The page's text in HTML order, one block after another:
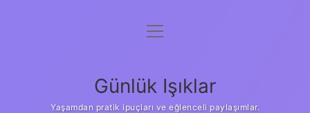
Anasayfa
Yasal Uyarı
menüyü
Günlük Işıklar
Yaşamdan pratik ipuçları ve eğlenceli paylaşımlar.